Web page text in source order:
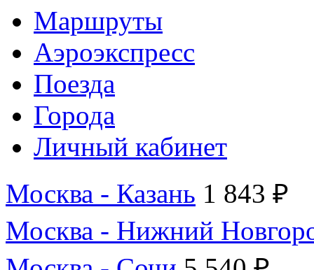
Маршруты
Аэроэкспресс
Поезда
Города
Личный кабинет
Москва - Казань 1 843 ₽
Москва - Нижний